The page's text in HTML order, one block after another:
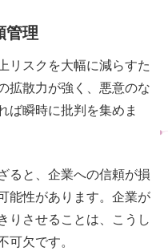
管理
リスクを大幅に減らすた
拡散力が強く、悪意のな
ば瞬時に批判を集めま
ると、企業への信頼が損
能性があります。企業が
りさせることは、こうし
欠です。